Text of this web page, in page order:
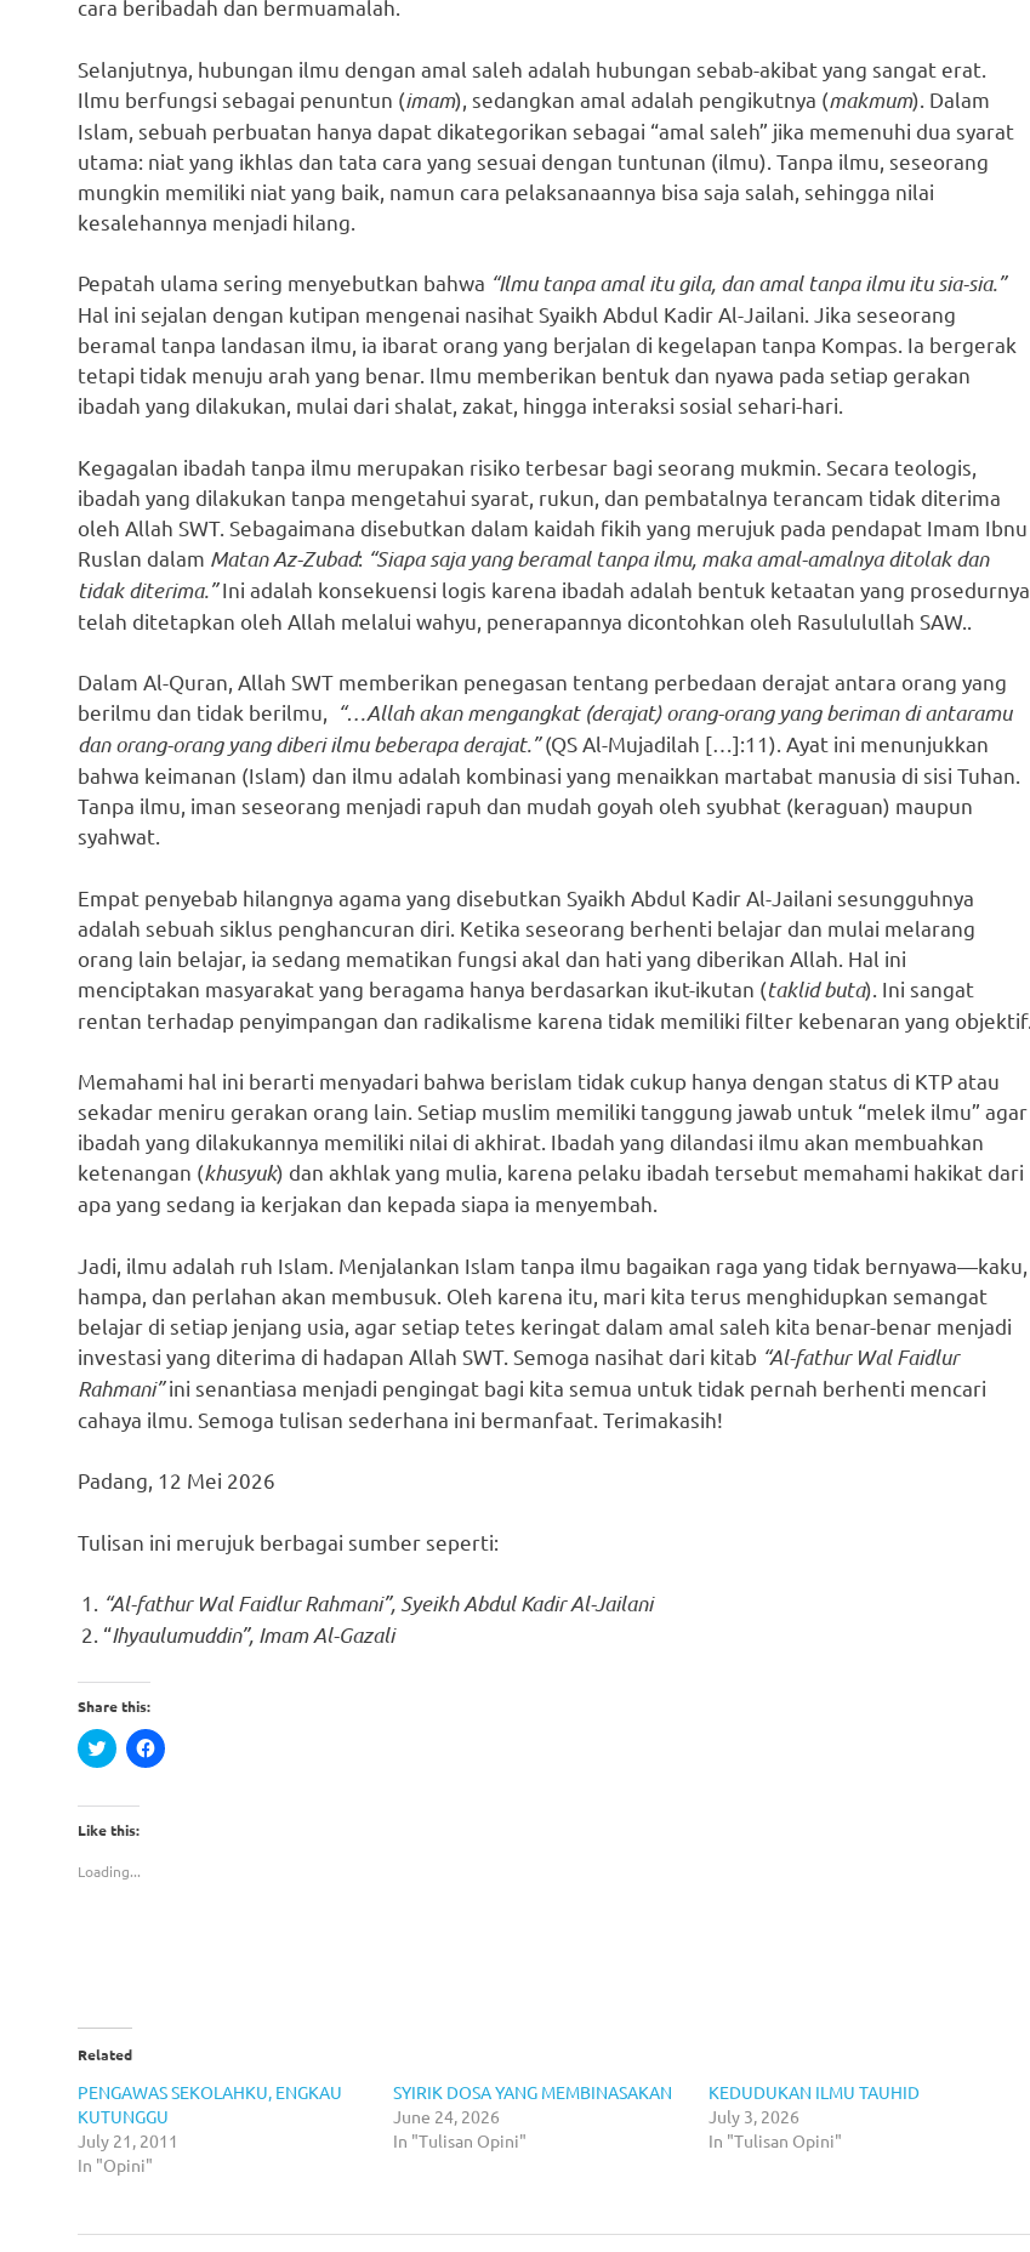
cara beribadah dan bermuamalah.
Selanjutnya, hubungan ilmu dengan amal saleh adalah hubungan sebab-akibat yang sangat erat.
Ilmu berfungsi sebagai penuntun (imam), sedangkan amal adalah pengikutnya (makmum). Dalam
Islam, sebuah perbuatan hanya dapat dikategorikan sebagai “amal saleh” jika memenuhi dua syarat
utama: niat yang ikhlas dan tata cara yang sesuai dengan tuntunan (ilmu). Tanpa ilmu, seseorang
mungkin memiliki niat yang baik, namun cara pelaksanaannya bisa saja salah, sehingga nilai
kesalehannya menjadi hilang.
Pepatah ulama sering menyebutkan bahwa “Ilmu tanpa amal itu gila, dan amal tanpa ilmu itu sia-sia.”
Hal ini sejalan dengan kutipan mengenai nasihat Syaikh Abdul Kadir Al-Jailani. Jika seseorang
beramal tanpa landasan ilmu, ia ibarat orang yang berjalan di kegelapan tanpa Kompas. Ia bergerak
tetapi tidak menuju arah yang benar. Ilmu memberikan bentuk dan nyawa pada setiap gerakan
ibadah yang dilakukan, mulai dari shalat, zakat, hingga interaksi sosial sehari-hari.
Kegagalan ibadah tanpa ilmu merupakan risiko terbesar bagi seorang mukmin. Secara teologis,
ibadah yang dilakukan tanpa mengetahui syarat, rukun, dan pembatalnya terancam tidak diterima
oleh Allah SWT. Sebagaimana disebutkan dalam kaidah fikih yang merujuk pada pendapat Imam Ibnu
Ruslan dalam Matan Az-Zubad: “Siapa saja yang beramal tanpa ilmu, maka amal-amalnya ditolak dan
tidak diterima.”Ini adalah konsekuensi logis karena ibadah adalah bentuk ketaatan yang prosedurnya
telah ditetapkan oleh Allah melalui wahyu, penerapannya dicontohkan oleh Rasululullah SAW..
Dalam Al-Quran, Allah SWT memberikan penegasan tentang perbedaan derajat antara orang yang
berilmu dan tidak berilmu,
“…Allah akan mengangkat (derajat) orang-orang yang beriman di antaramu
dan orang-orang yang diberi ilmu beberapa derajat.”(QS Al-Mujadilah […]:11). Ayat ini menunjukkan
bahwa keimanan (Islam) dan ilmu adalah kombinasi yang menaikkan martabat manusia di sisi Tuhan.
Tanpa ilmu, iman seseorang menjadi rapuh dan mudah goyah oleh syubhat (keraguan) maupun
syahwat.
Empat penyebab hilangnya agama yang disebutkan Syaikh Abdul Kadir Al-Jailani sesungguhnya
adalah sebuah siklus penghancuran diri. Ketika seseorang berhenti belajar dan mulai melarang
orang lain belajar, ia sedang mematikan fungsi akal dan hati yang diberikan Allah. Hal ini
menciptakan masyarakat yang beragama hanya berdasarkan ikut-ikutan (taklid buta). Ini sangat
rentan terhadap penyimpangan dan radikalisme karena tidak memiliki filter kebenaran yang objektif.
Memahami hal ini berarti menyadari bahwa berislam tidak cukup hanya dengan status di KTP atau
sekadar meniru gerakan orang lain. Setiap muslim memiliki tanggung jawab untuk “melek ilmu” agar
ibadah yang dilakukannya memiliki nilai di akhirat. Ibadah yang dilandasi ilmu akan membuahkan
ketenangan (khusyuk) dan akhlak yang mulia, karena pelaku ibadah tersebut memahami hakikat dari
apa yang sedang ia kerjakan dan kepada siapa ia menyembah.
Jadi, ilmu adalah ruh Islam. Menjalankan Islam tanpa ilmu bagaikan raga yang tidak bernyawa—kaku,
hampa, dan perlahan akan membusuk. Oleh karena itu, mari kita terus menghidupkan semangat
belajar di setiap jenjang usia, agar setiap tetes keringat dalam amal saleh kita benar-benar menjadi
investasi yang diterima di hadapan Allah SWT. Semoga nasihat dari kitab “Al-fathur Wal Faidlur
Rahmani”ini senantiasa menjadi pengingat bagi kita semua untuk tidak pernah berhenti mencari
cahaya ilmu. Semoga tulisan sederhana ini bermanfaat. Terimakasih!
Padang, 12 Mei 2026
Tulisan ini merujuk berbagai sumber seperti:
“Al-fathur Wal Faidlur Rahmani”, Syeikh Abdul Kadir Al-Jailani
“Ihyaulumuddin”, Imam Al-Gazali
Share this:
Click
to
Twitter
(Opens
in
window)
Click
to
Like this:
Loading...
Related
PENGAWAS SEKOLAHKU, ENGKAU
KUTUNGGU
July 21, 2011
In "Opini"
SYIRIK DOSA YANG MEMBINASAKAN
June 24, 2026
In "Tulisan Opini"
KEDUDUKAN ILMU TAUHID
July 3, 2026
In "Tulisan Opini"